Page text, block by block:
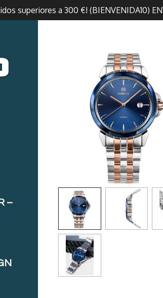
superiores a 300 €! (BIENVENIDA10)
–